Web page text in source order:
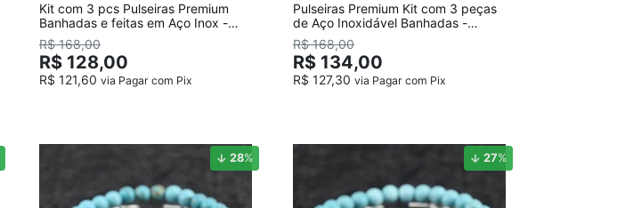
Kit com 3 pcs Pulseiras Premium
Banhadas e feitas em Aço Inox -
Leopardo Strass
R$ 168,00
R$ 128,00
R$ 121,60 via Pagar com Pix
Pulseiras Premium Kit com 3 peças
de Aço Inoxidável Banhadas -
Bolinhas Strass
R$ 168,00
R$ 134,00
R$ 127,30 via Pagar com Pix
28% 27%